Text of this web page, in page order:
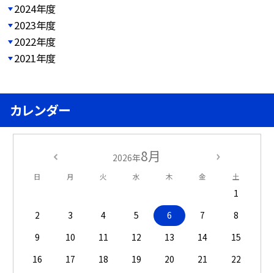
2024年度
2023年度
2022年度
2021年度
カレンダー
2026年8月
日 月 火 水 木 金 土
1
2
3 4 5 6 7
8
9
10 11 12 13 14
15
16
17 18 19 20 21
22